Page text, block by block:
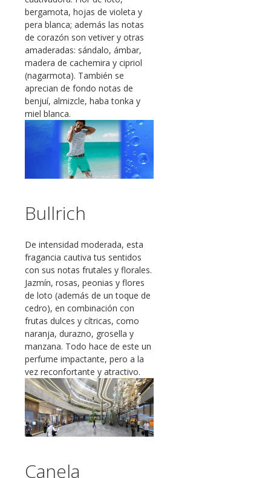
bergamota, hojas de violeta y
pera blanca; además las notas
de corazón son vetiver y otras
amaderadas: sándalo, ámbar,
madera de cachemira y cipriol
(nagarmota). También se
aprecian de fondo notas de
benjuí, almizcle, haba tonka y
miel blanca.
Bullrich
De intensidad moderada, esta
fragancia cautiva tus sentidos
con sus notas frutales y florales.
Jazmín, rosas, peonias y flores
de loto (además de un toque de
cedro), en combinación con
frutas dulces y cítricas, como
naranja, durazno, grosella y
manzana. Todo hace de este un
perfume impactante, pero a la
vez reconfortante y atractivo.
Canela